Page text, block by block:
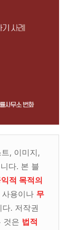
, 이미지,
다. 본 블
적 목적의
용이나 무
다. 저작권
것은 법적